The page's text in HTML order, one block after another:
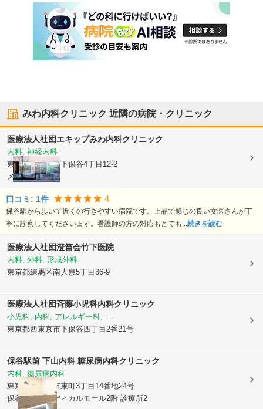
みわ内科クリニック 近隣の病院・クリニック
医療法人社団エキップみわ内科クリニック
内科, 神経内科
東京都西東京市下保谷4丁目12-2
メゾン泉
口コミ: 1件 4
保谷駅から歩いて近くの行きやすい病院です。上品で感じの良い女医さんが丁
寧に診察してくださいます。看護師の方の対応もとても... 続きを読む
医療法人社団澄笛会竹下医院
内科, 外科, 形成外科
東京都練馬区南大泉5丁目36-9
医療法人社団斉藤小児科内科クリニック
小児科, 内科, アレルギー科, ...
東京都西東京市下保谷四丁目2番21号
保谷駅前 下山内科 糖尿病内科クリニック
内科, 糖尿病内科
東京都西東京市東町3丁目14番地24号
保谷駅南口メディカルモール2階 診療所2